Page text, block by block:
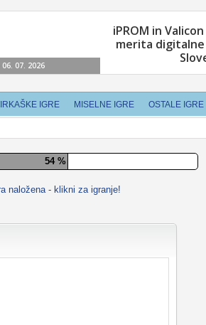
IGRE MISELNE IGRE OSTALE IGRE
60 %
naložena - klikni za igranje!